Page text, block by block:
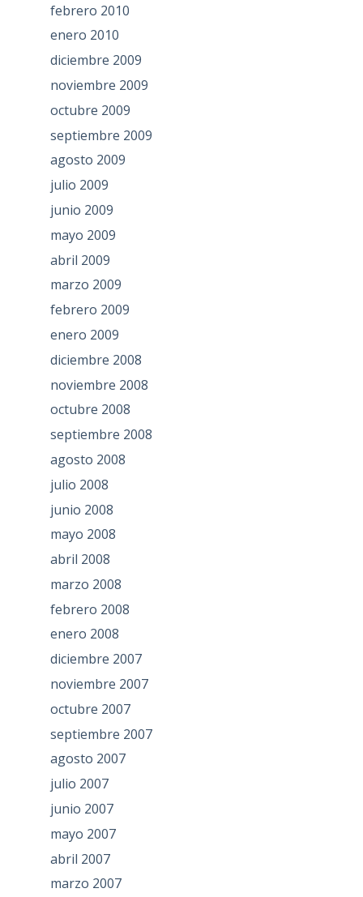
febrero 2010
enero 2010
diciembre 2009
noviembre 2009
octubre 2009
septiembre 2009
agosto 2009
julio 2009
junio 2009
mayo 2009
abril 2009
marzo 2009
febrero 2009
enero 2009
diciembre 2008
noviembre 2008
octubre 2008
septiembre 2008
agosto 2008
julio 2008
junio 2008
mayo 2008
abril 2008
marzo 2008
febrero 2008
enero 2008
diciembre 2007
noviembre 2007
octubre 2007
septiembre 2007
agosto 2007
julio 2007
junio 2007
mayo 2007
abril 2007
marzo 2007